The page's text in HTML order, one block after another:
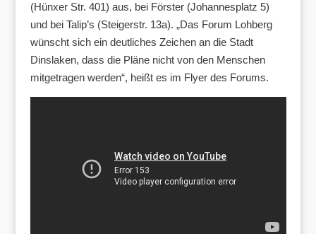
(Hünxer Str. 401) aus, bei Förster (Johannesplatz 5)
und bei Talip’s (Steigerstr. 13a). „Das Forum Lohberg
wünscht sich ein deutliches Zeichen an die Stadt
Dinslaken, dass die Pläne nicht von den Menschen
mitgetragen werden“, heißt es im Flyer des Forums.